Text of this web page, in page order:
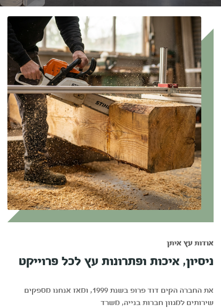
אודות עץ איתן
ניסיון, איכות ופתרונות עץ לכל פרוייקט
את החברה הקים דוד פרופ בשנת 1999, ומאז אנחנו מספקים
שירותים למגוון חברות בנייה, משרד